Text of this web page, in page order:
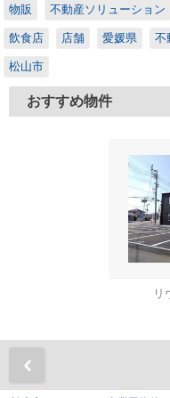
物販
不動産ソリューション
飲食店 店舗 愛媛県 不
松山市
おすすめ物件
リ